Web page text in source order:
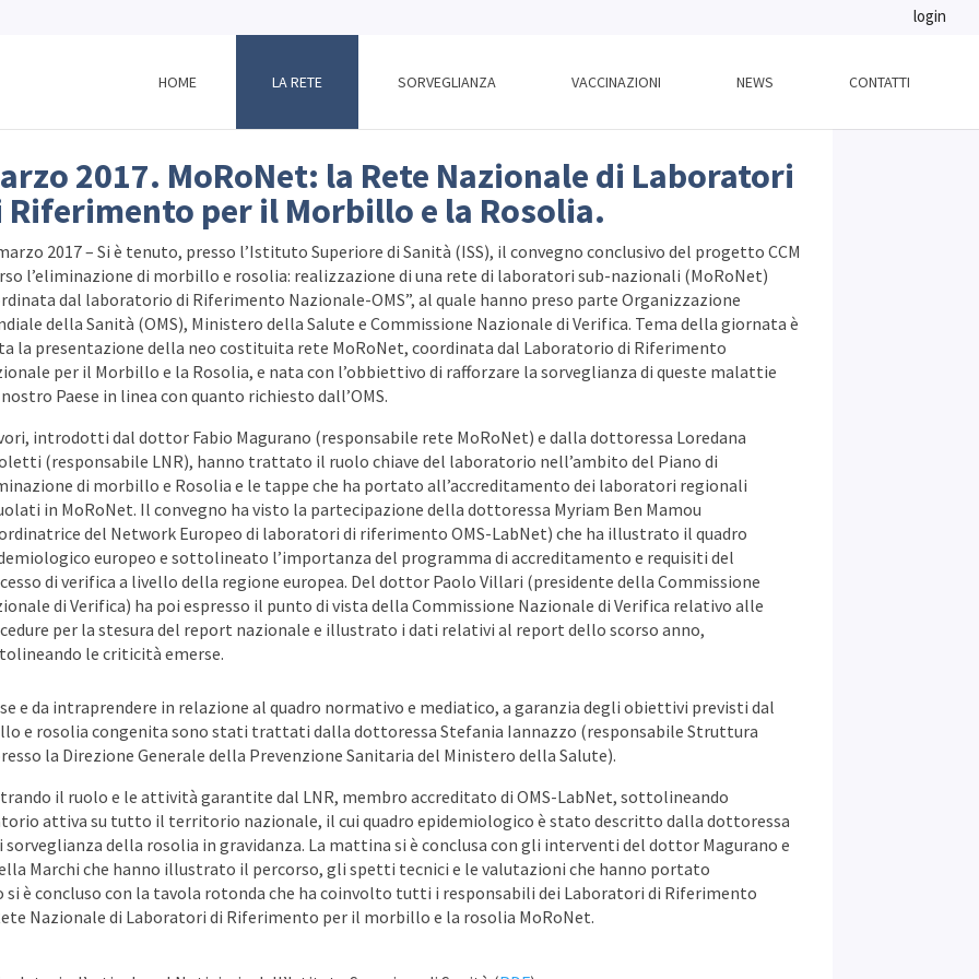
login
HOME LA RETE SORVEGLIANZA VACCINAZIONI NEWS CONTATTI
2017. MoRoNet: la Rete Nazionale di Laboratori
Riferimento per il Morbillo e la Rosolia.
2017 – Si è tenuto, presso l’Istituto Superiore di Sanità (ISS), il convegno conclusivo del progetto CCM
l’eliminazione di morbillo e rosolia: realizzazione di una rete di laboratori sub-nazionali (MoRoNet)
dal laboratorio di Riferimento Nazionale-OMS”, al quale hanno preso parte Organizzazione
della Sanità (OMS), Ministero della Salute e Commissione Nazionale di Verifica. Tema della giornata è
la presentazione della neo costituita rete MoRoNet, coordinata dal Laboratorio di Riferimento
per il Morbillo e la Rosolia, e nata con l’obbiettivo di rafforzare la sorveglianza di queste malattie
Paese in linea con quanto richiesto dall’OMS.
introdotti dal dottor Fabio Magurano (responsabile rete MoRoNet) e dalla dottoressa Loredana
(responsabile LNR), hanno trattato il ruolo chiave del laboratorio nell’ambito del Piano di
di morbillo e Rosolia e le tappe che ha portato all’accreditamento dei laboratori regionali
in MoRoNet. Il convegno ha visto la partecipazione della dottoressa Myriam Ben Mamou
del Network Europeo di laboratori di riferimento OMS-LabNet) che ha illustrato il quadro
europeo e sottolineato l’importanza del programma di accreditamento e requisiti del
di verifica a livello della regione europea. Del dottor Paolo Villari (presidente della Commissione
di Verifica) ha poi espresso il punto di vista della Commissione Nazionale di Verifica relativo alle
per la stesura del report nazionale e illustrato i dati relativi al report dello scorso anno,
le criticità emerse.
e da intraprendere in relazione al quadro normativo e mediatico, a garanzia degli obiettivi previsti dal
e rosolia congenita sono stati trattati dalla dottoressa Stefania Iannazzo (responsabile Struttura
la Direzione Generale della Prevenzione Sanitaria del Ministero della Salute).
il ruolo e le attività garantite dal LNR, membro accreditato di OMS-LabNet, sottolineando
attiva su tutto il territorio nazionale, il cui quadro epidemiologico è stato descritto dalla dottoressa
della rosolia in gravidanza. La mattina si è conclusa con gli interventi del dottor Magurano e
Marchi che hanno illustrato il percorso, gli spetti tecnici e le valutazioni che hanno portato
si è concluso con la tavola rotonda che ha coinvolto tutti i responsabili dei Laboratori di Riferimento
Nazionale di Laboratori di Riferimento per il morbillo e la rosolia MoRoNet.